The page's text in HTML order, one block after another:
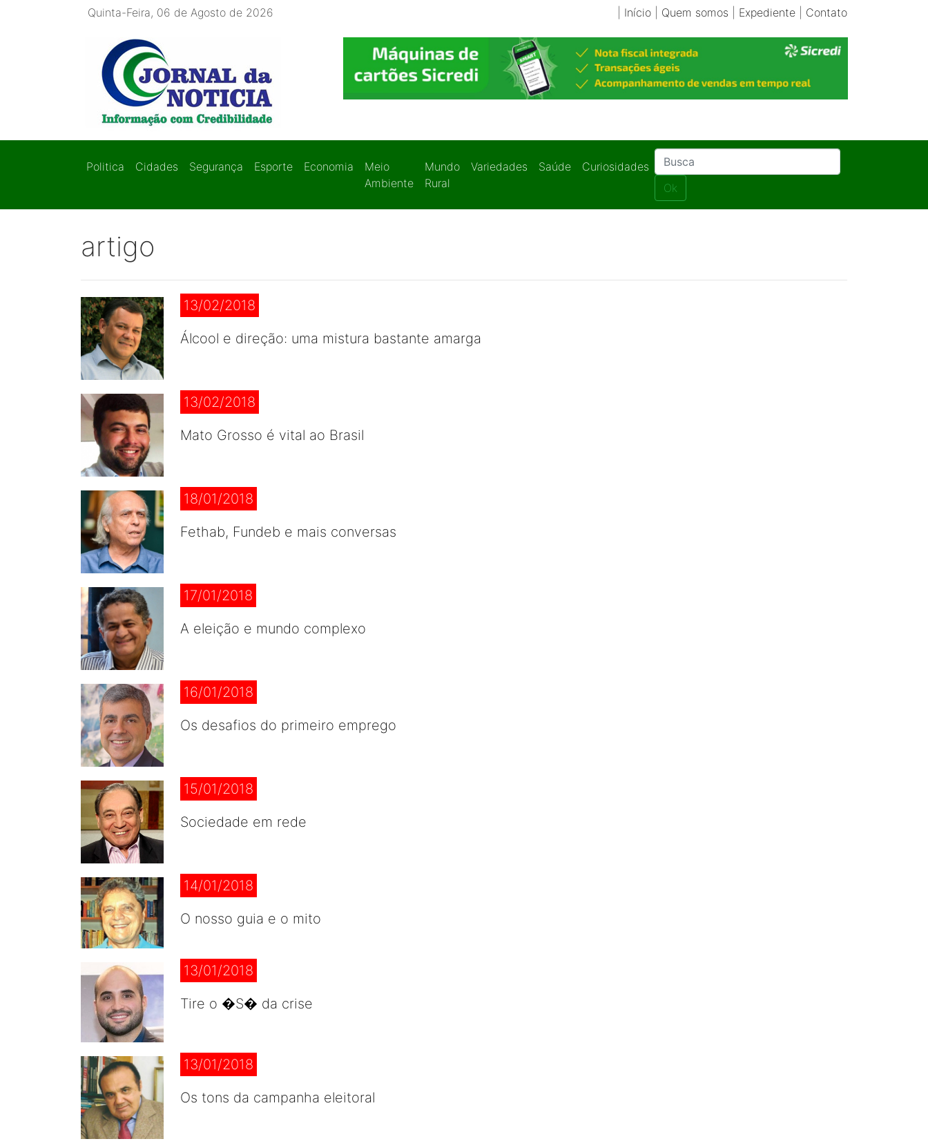
Quinta-Feira, 06 de Agosto de 2026 Início| Quem somos Expediente| Contato
Politica Cidades Segurança Esporte Economia
Meio
Ambiente
Mundo
Rural
Variedades Saúde
Curiosidades
Ok
artigo
13/02/2018
Álcool e direção: uma mistura bastante amarga
13/02/2018
Mato Grosso é vital ao Brasil
18/01/2018
Fethab, Fundeb e mais conversas
17/01/2018
A eleição e mundo complexo
16/01/2018
Os desafios do primeiro emprego
15/01/2018
Sociedade em rede
14/01/2018
O nosso guia e o mito
13/01/2018
Tire o �S� da crise
13/01/2018
Os tons da campanha eleitoral